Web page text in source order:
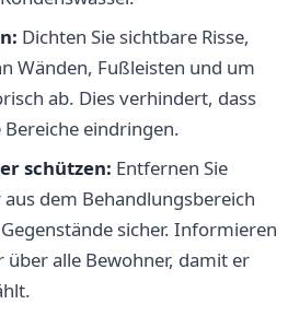
Dichten Sie sichtbare Risse,
Wänden, Fußleisten und um
ab. Dies verhindert, dass
eindringen.
schützen: Entfernen Sie
dem Behandlungsbereich
sicher. Informieren
über alle Bewohner, damit er